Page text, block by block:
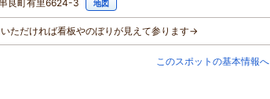
良町有里6624-3 地図
ただければ看板やのぼりが見えて参ります→
このスポットの基本情報へ